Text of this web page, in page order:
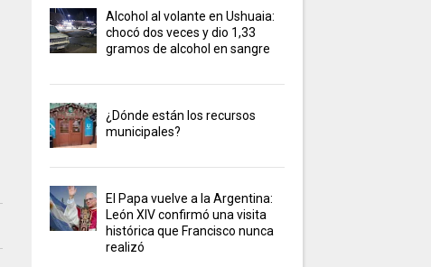
Alcohol al volante en Ushuaia:
chocó dos veces y dio 1,33
gramos de alcohol en sangre
¿Dónde están los recursos
municipales?
El Papa vuelve a la Argentina:
León XIV confirmó una visita
histórica que Francisco nunca
realizó